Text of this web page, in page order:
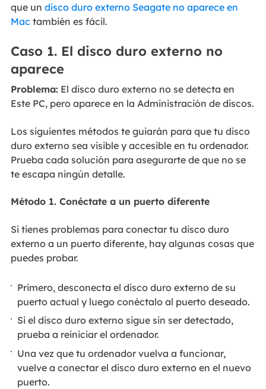
que un disco duro externo Seagate no aparece en
Mac también es fácil.
Caso 1. El disco duro externo no
aparece
Problema:El disco duro externo no se detecta en
Este PC, pero aparece en la Administración de discos.
Los siguientes métodos te guiarán para que tu disco
duro externo sea visible y accesible en tu ordenador.
Prueba cada solución para asegurarte de que no se
te escapa ningún detalle.
Método 1. Conéctate a un puerto diferente
Si tienes problemas para conectar tu disco duro
externo a un puerto diferente, hay algunas cosas que
puedes probar.
Primero, desconecta el disco duro externo de su
puerto actual y luego conéctalo al puerto deseado.
Si el disco duro externo sigue sin ser detectado,
prueba a reiniciar el ordenador.
Una vez que tu ordenador vuelva a funcionar,
vuelve a conectar el disco duro externo en el nuevo
puerto.